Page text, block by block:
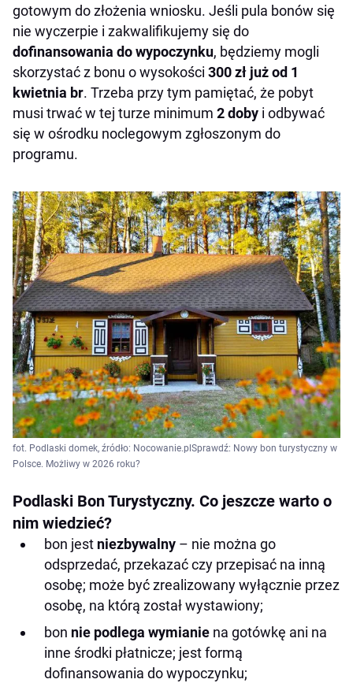
gotowym do złożenia wniosku. Jeśli pula bonów się
nie wyczerpie i zakwalifikujemy się do
dofinansowania do wypoczynku, będziemy mogli
skorzystać z bonu o wysokości 300 zł już od 1
kwietnia br. Trzeba przy tym pamiętać, że pobyt
musi trwać w tej turze minimum 2 doby i odbywać
się w ośrodku noclegowym zgłoszonym do
programu.
fot. Podlaski domek, źródło: Nocowanie.plSprawdź: Nowy bon turystyczny w
Polsce. Możliwy w 2026 roku?
Podlaski Bon Turystyczny. Co jeszcze warto o
nim wiedzieć?
bon jest niezbywalny – nie można go
odsprzedać, przekazać czy przepisać na inną
osobę; może być zrealizowany wyłącznie przez
osobę, na którą został wystawiony;
bon nie podlega wymianie na gotówkę ani na
inne środki płatnicze; jest formą
dofinansowania do wypoczynku;